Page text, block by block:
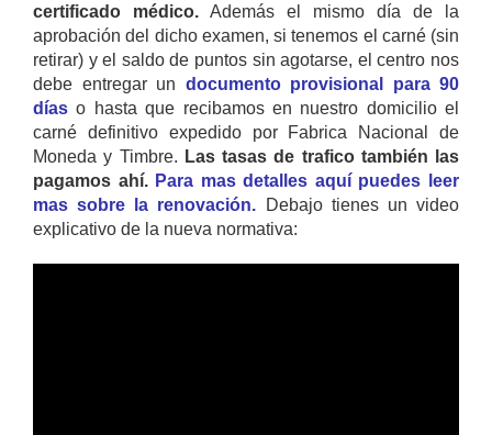
certificado médico. Además el mismo día de la
aprobación del dicho examen, si tenemos el carné (sin
retirar) y el saldo de puntos sin agotarse, el centro nos
debe entregar un documento provisional para 90
días o hasta que recibamos en nuestro domicilio el
carné definitivo expedido por Fabrica Nacional de
Moneda y Timbre. Las tasas de trafico también las
pagamos ahí. Para mas detalles aquí puedes leer
mas sobre la renovación. Debajo tienes un video
explicativo de la nueva normativa: